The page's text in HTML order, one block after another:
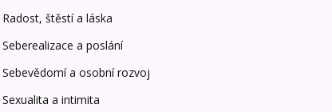
Radost, štěstí a láska
Seberealizace a poslání
Sebevědomí a osobní rozvoj
Sexualita a intimita